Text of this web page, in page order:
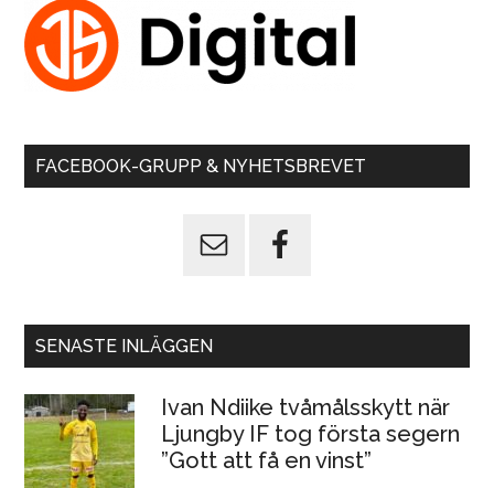
FACEBOOK-GRUPP & NYHETSBREVET
SENASTE INLÄGGEN
Ivan Ndiike tvåmålsskytt när
Ljungby IF tog första segern
”Gott att få en vinst”